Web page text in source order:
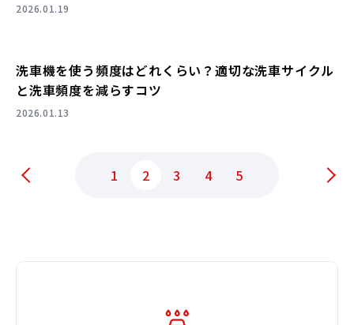
2026.01.19
洗車機を使う頻度はどれくらい？適切な洗車サイクル
と洗車頻度を減らすコツ
2026.01.13
1 2 3 4 5